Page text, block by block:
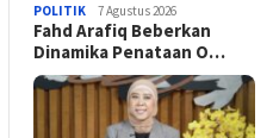
POLITIK 7 Agustus 2026
Fahd Arafiq Beberkan
Dinamika Penataan O…